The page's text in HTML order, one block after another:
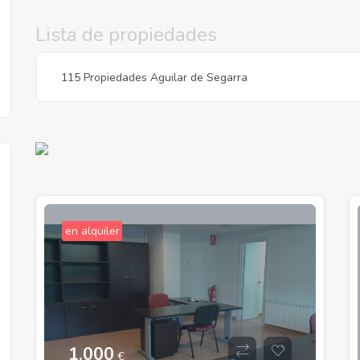
€
€
Lista de propiedades
115 Propiedades Aguilar de Segarra
en alquiler
1.000 €